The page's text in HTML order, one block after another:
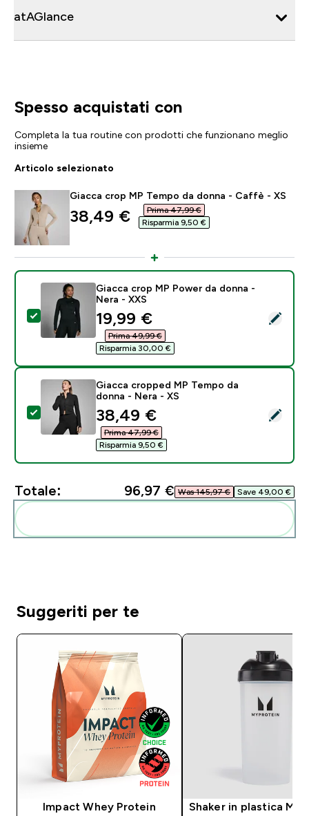
atAGlance
Spesso acquistati con
Completa la tua routine con prodotti che funzionano meglio
insieme
Articolo selezionato
Giacca crop MP Tempo da donna - Caffè - XS
discounted price
38,49 €‎
Prima 47,99 €‎
Risparmia 9,50 €‎
Seleziona questo prodotto - Giacca crop MP Power
Giacca crop MP Power da donna -
Nera - XXS
discounted price
19,99 €‎
Prima 49,99 €‎
Risparmia 30,00 €‎
Seleziona questo prodotto - Giacca cropped MP
Giacca cropped MP Tempo da
donna - Nera - XS
discounted price
38,49 €‎
Prima 47,99 €‎
Risparmia 9,50 €‎
Totale: 96,97 €‎ Was 145,97 €‎ Save 49,00 €‎
Suggeriti per te
Impact Whey Protein
Shaker in plastica